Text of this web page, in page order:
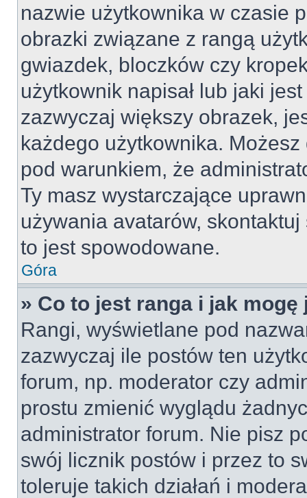
nazwie użytkownika w czasie
obrazki związane z rangą
gwiazdek, bloczków czy
użytkownik napisał lub jaki
zazwyczaj większy obrazek,
każdego użytkownika.
pod warunkiem, że
Ty masz wystarczające
używania avatarów,
to jest spowodowane.
Góra
» Co to jest ranga i jak mogę
Rangi, wyświetlane pod
zazwyczaj ile postów ten
forum, np. moderator czy
prostu zmienić wyglądu
administrator forum. Nie pisz
swój licznik postów i przez to
toleruje takich działań i